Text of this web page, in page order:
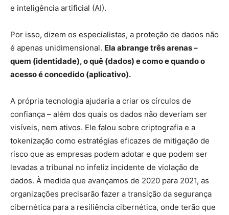
e inteligência artificial (AI).
Por isso, dizem os especialistas, a proteção de dados não
é apenas unidimensional. Ela abrange três arenas –
quem (identidade), o quê (dados) e como e quando o
acesso é concedido (aplicativo).
A própria tecnologia ajudaria a criar os círculos de
confiança – além dos quais os dados não deveriam ser
visíveis, nem ativos. Ele falou sobre criptografia e a
tokenização como estratégias eficazes de mitigação de
risco que as empresas podem adotar e que podem ser
levadas a tribunal no infeliz incidente de violação de
dados. À medida que avançamos de 2020 para 2021, as
organizações precisarão fazer a transição da segurança
cibernética para a resiliência cibernética, onde terão que